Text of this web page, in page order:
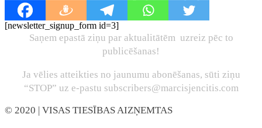
[newsletter_signup_form id=3]
Saņem epastā ziņu par aktualitātēm uzreiz pēc to
publicēšanas!
Ja vēlies atteikties no jaunumu abonēšanas, sūti ziņu
“STOP” uz e-pastu subscribers@marcisjencitis.com
© 2020 | VISAS TIESĪBAS AIZŅEMTAS